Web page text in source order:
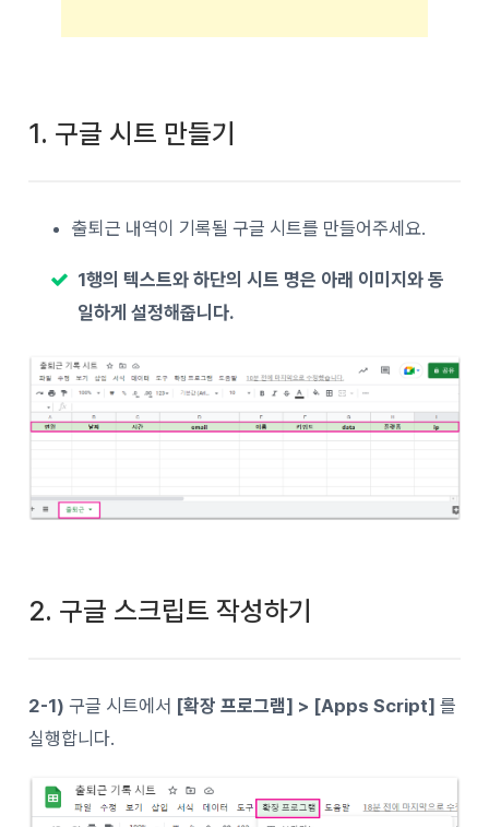
1. 구글 시트 만들기
출퇴근 내역이 기록될 구글 시트를 만들어주세요.
1행의 텍스트와 하단의 시트 명은 아래 이미지와 동
일하게 설정해줍니다.
2. 구글 스크립트 작성하기
2-1) 구글 시트에서 [확장 프로그램] > [Apps Script] 를
실행합니다.